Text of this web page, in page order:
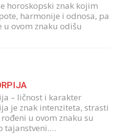
horoskopski znak kojim
harmonije i odnosa, pa
u ovom znaku odišu
– ličnost i karakter
je znak intenziteta, strasti
u ovom znaku su
tajanstveni.…